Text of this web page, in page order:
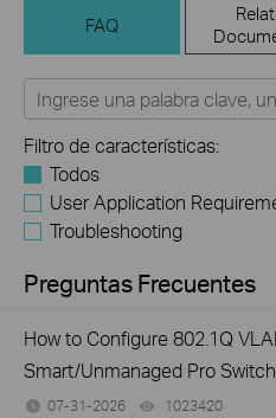
FAQ
Filtro de características:
Todos
User Application
Troubleshooting
Preguntas Frecuentes
How to Configure 802.1Q
Smart/Unmanaged Pro
07-31-2026 1023420